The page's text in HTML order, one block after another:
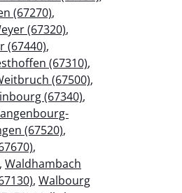
(67270),
(67320),
(67440),
(67310),
(67500),
(67340),
(67520),
,
, Waldhambach
, Walbourg